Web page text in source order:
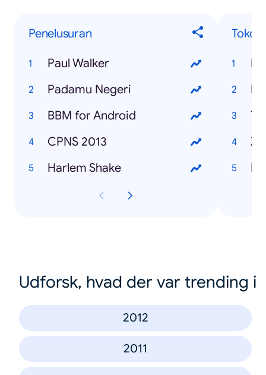
Penelusuran
Paul Walker
Padamu Negeri
BBM for Android
CPNS 2013
Harlem Shake
Tokoh
Udforsk, hvad der var trending i
2012
2011